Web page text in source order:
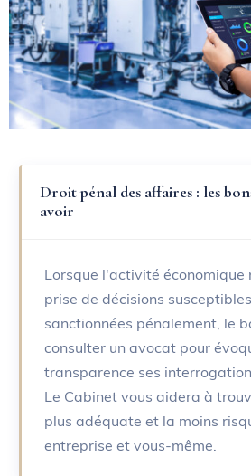
Droit pénal des affaires : les
avoir
Lorsque l'activité économique
prise de décisions
sanctionnées pénalement, le
consulter un avocat pour
transparence ses
Le Cabinet vous aidera à
plus adéquate et la moins
entreprise et vous-même.